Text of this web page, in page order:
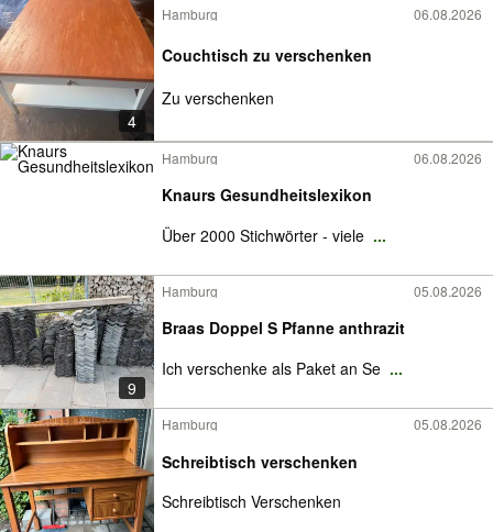
4
Hamburg 06.08.2026
Couchtisch zu verschenken
Zu verschenken
Hamburg 06.08.2026
Knaurs Gesundheitslexikon
Über 2000 Stichwörter - viele ...
9
Hamburg 05.08.2026
Braas Doppel S Pfanne anthrazit
Ich verschenke als Paket an Se ...
Hamburg 05.08.2026
Schreibtisch verschenken
Schreibtisch Verschenken